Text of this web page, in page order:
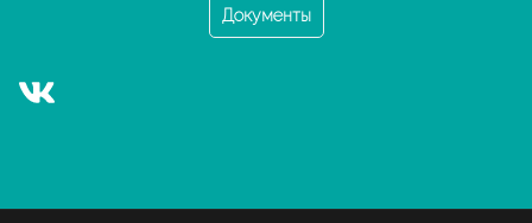
Документы